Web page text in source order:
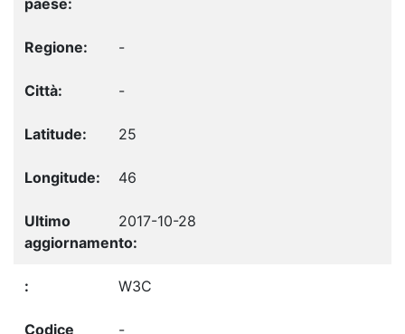
-
-
25
46
2017-10-28
W3C
-